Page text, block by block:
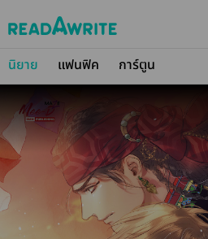
นิยาย แฟนฟิค การ์ตูน